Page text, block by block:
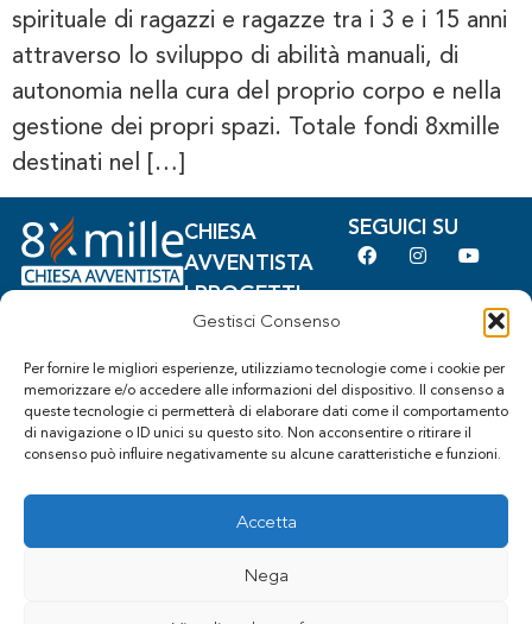
Gestisci Consenso
Per fornire le migliori esperienze, utilizziamo tecnologie come i cookie per
memorizzare e/o accedere alle informazioni del dispositivo. Il consenso a
queste tecnologie ci permetterà di elaborare dati come il comportamento
di navigazione o ID unici su questo sito. Non acconsentire o ritirare il
consenso può influire negativamente su alcune caratteristiche e funzioni.
Accetta
Nega
spirituale di ragazzi e ragazze tra i 3 e i 15 anni
attraverso lo sviluppo di abilità manuali, di
autonomia nella cura del proprio corpo e nella
gestione dei propri spazi. Totale fondi 8xmille
destinati nel […]
Michelangelo, 7
00192 – Roma
(RM)
CF:
segreteria@ottopermilleavventisti.it
CHIESA
AVVENTISTA
I PROGETTI
BANDO
L'8xMILLE
RENDICONTAZIONE
COME FIRMARE
SEGUICI SU